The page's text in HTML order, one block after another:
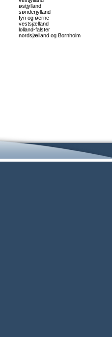
østjylland
sønderjylland
fyn og øerne
vestsjælland
lolland-falster
nordsjælland og Bornholm